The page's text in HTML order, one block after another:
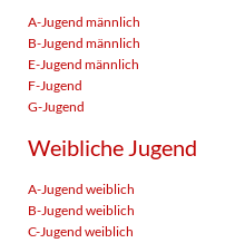
A-Jugend männlich
B-Jugend männlich
E-Jugend männlich
F-Jugend
G-Jugend
Weibliche Jugend
A-Jugend weiblich
B-Jugend weiblich
C-Jugend weiblich